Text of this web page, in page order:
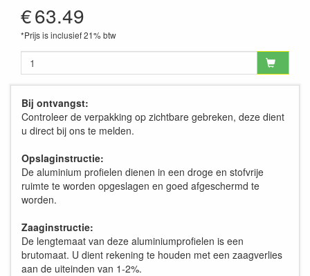
€63.49
*Prijs is inclusief 21% btw
Bij ontvangst:
Controleer de verpakking op zichtbare gebreken, deze dient
u direct bij ons te melden.
Opslaginstructie:
De aluminium profielen dienen in een droge en stofvrije
ruimte te worden opgeslagen en goed afgeschermd te
worden.
Zaaginstructie:
De lengtemaat van deze aluminiumprofielen is een
brutomaat. U dient rekening te houden met een zaagverlies
aan de uiteinden van 1-2%.